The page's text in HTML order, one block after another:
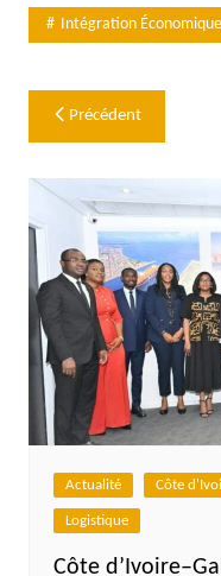
Intégration
Navigation
de
l’article
Précédent
Actualité Côte
Logistique
Côte